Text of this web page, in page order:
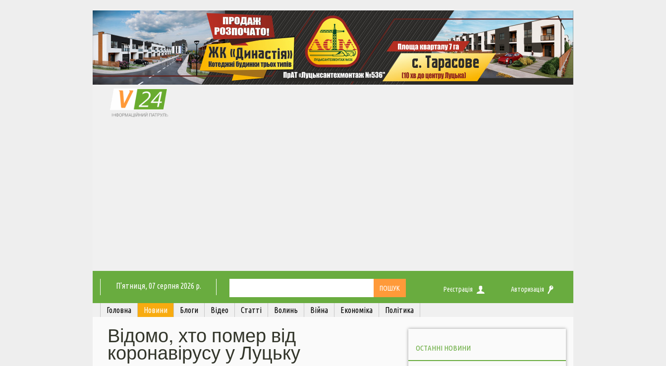
П'ятниця, 07 серпня 2026 р. Реєстрація Авторизація
Головна Новини Блоги Відео Статті Волинь Війна Економіка Політика
Відомо, хто помер від
коронавірусу у Луцьку ОСТАННІ НОВИНИ